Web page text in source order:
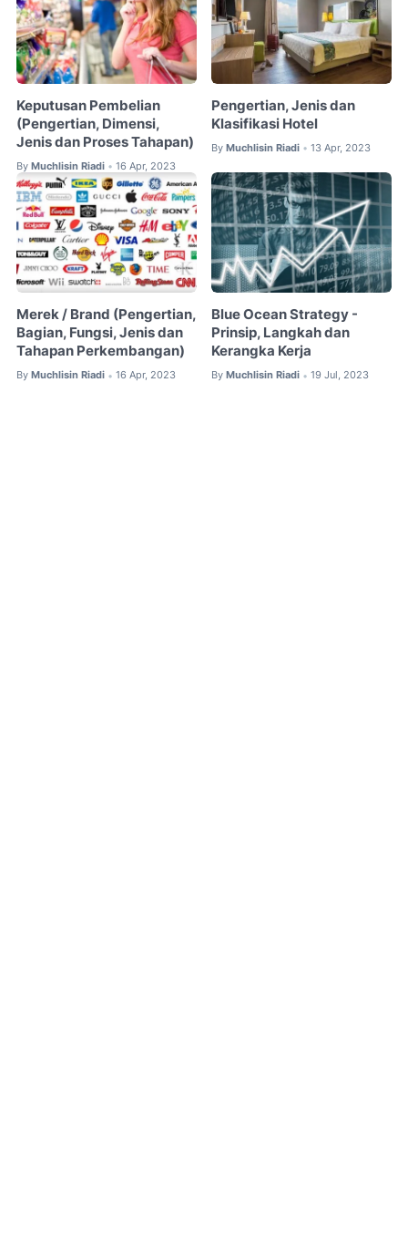
Keputusan Pembelian
(Pengertian, Dimensi,
Jenis dan Proses Tahapan)
By Muchlisin Riadi • 16 Apr, 2023
Pengertian, Jenis dan
Klasifikasi Hotel
By Muchlisin Riadi • 13 Apr, 2023
Merek / Brand (Pengertian,
Bagian, Fungsi, Jenis dan
Tahapan Perkembangan)
By Muchlisin Riadi • 16 Apr, 2023
Blue Ocean Strategy -
Prinsip, Langkah dan
Kerangka Kerja
By Muchlisin Riadi • 19 Jul, 2023